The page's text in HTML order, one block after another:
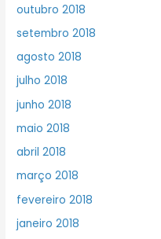
outubro 2018
setembro 2018
agosto 2018
julho 2018
junho 2018
maio 2018
abril 2018
março 2018
fevereiro 2018
janeiro 2018